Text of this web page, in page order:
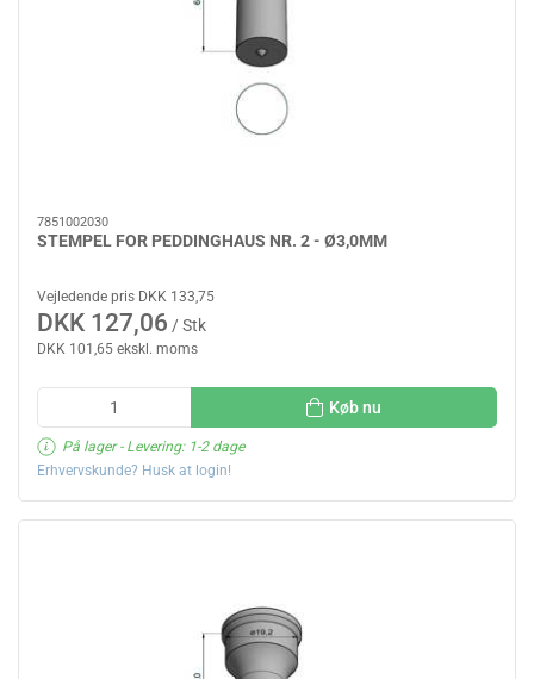
7851002030
STEMPEL FOR PEDDINGHAUS NR. 2 - Ø3,0MM
Vejledende pris DKK 133,75
DKK 127,06 / Stk
DKK 101,65 ekskl. moms
Køb nu
På lager- Levering: 1-2 dage
Erhvervskunde? Husk at login!